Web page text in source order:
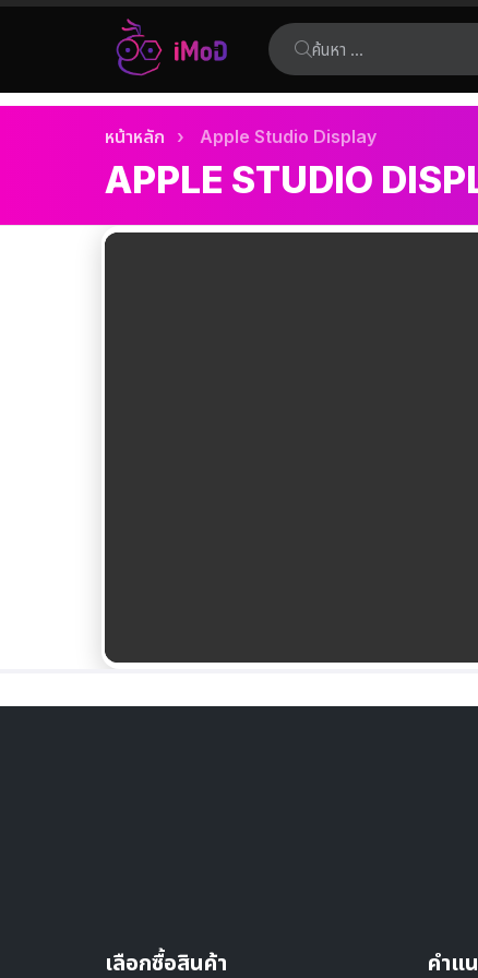
ค้นหา:
เรื่อง
ล่าสุด
คุณอยู่ที่นี่:
หน้าหลัก Apple Studio Display
APPLE STUDIO
เรื่อง
เลือกซื้อสินค้า คำแ